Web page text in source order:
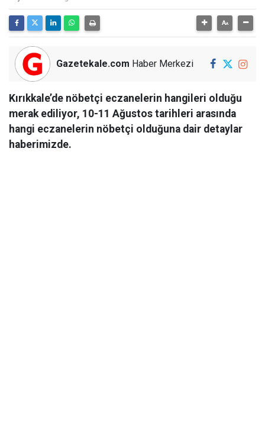
Gazetekale.com Haber Merkezi
Kırıkkale’de nöbetçi eczanelerin hangileri olduğu
merak ediliyor, 10-11 Ağustos tarihleri arasında
hangi eczanelerin nöbetçi olduğuna dair detaylar
haberimizde.